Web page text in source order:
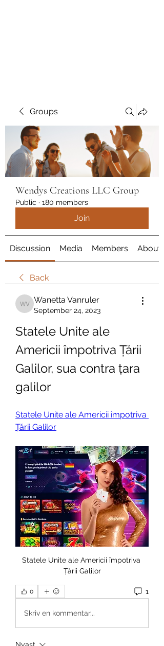
Groups
Wendys Creations LLC Group
Public · 180 members
Join
Discussion Media Members About
Back
Wanetta Vanruler
Wanetta Vanruler
September 24, 2023
Statele Unite ale
Americii împotriva Țării
Galilor, sua contra țara
galilor
Statele Unite ale Americii împotriva
Țării Galilor
Statele Unite ale Americii împotriva
Țării Galilor
0 1
Skriv en kommentar...